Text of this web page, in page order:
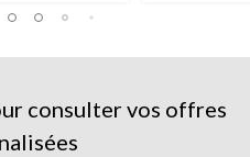
consulter vos offres